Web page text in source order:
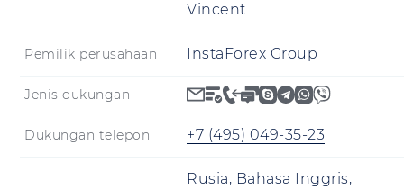
Vincent
Pemilik perusahaan InstaForex Group
Jenis dukungan
Dukungan telepon +7 (495) 049-35-23
Rusia, Bahasa Inggris,